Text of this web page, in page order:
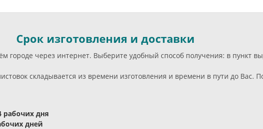
Срок изготовления и доставки
городе через интернет. Выберите удобный способ получения: в пункт
складывается из времени изготовления и времени в пути до Вас.
рабочих дня
дней